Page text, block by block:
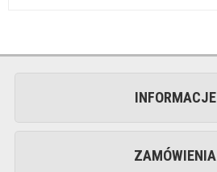
INFORMACJE
ZAMÓWIENIA